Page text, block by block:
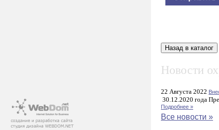
Новости
22 Августа 2022
30.12.2020 года
Подробнее »
Все новости »